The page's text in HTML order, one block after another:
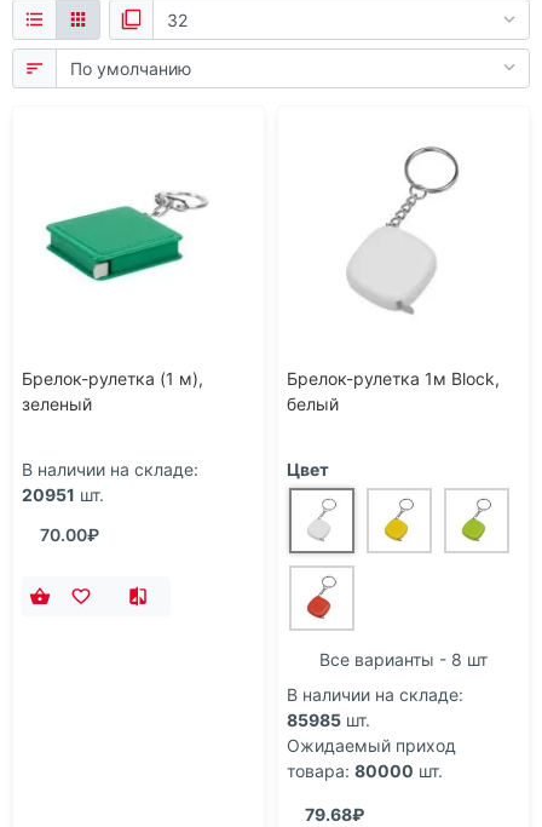
Брелок-рулетка (1 м),
зеленый
В наличии на складе:
20951 шт.
70.00₽
Брелок-рулетка 1м Block,
белый
Цвет
Все варианты - 8 шт
В наличии на складе:
85985 шт.
Ожидаемый приход
товара: 80000 шт.
79.68₽